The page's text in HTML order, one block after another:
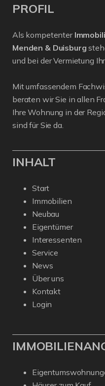
PROFIL
Als kompetenter
Menden & Duisburg
und bei der Vermietung
Mit umfassendem
beraten wir Sie in allen
Ihre Wohnung in der
sind für Sie da.
INHALT
Start
Immobilien
Neubau
Eigentümer
Interessenten
Service
News
Über uns
Kontakt
Login